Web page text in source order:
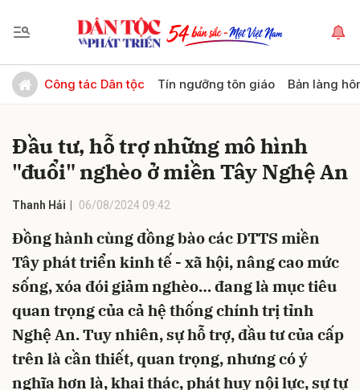
Công tác Dân tộc Tín ngưỡng tôn giáo Bản làng
Đầu tư, hỗ trợ những mô hình
"đuổi" nghèo ở miền Tây Nghệ An
Thanh Hải 06/08/2024 09:42
Đồng hành cùng đồng bào các DTTS miền
Tây phát triển kinh tế - xã hội, nâng cao mức
sống, xóa đói giảm nghèo… đang là mục tiêu
quan trọng của cả hệ thống chính trị tỉnh
Nghệ An. Tuy nhiên, sự hỗ trợ, đầu tư của cấp
trên là cần thiết, quan trọng, nhưng có ý
nghĩa hơn là, khai thác, phát huy nội lực, sự tự
Gửi bình luận
Hủy Gửi